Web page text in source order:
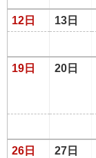
12日 13日
19日 20日
26日 27日